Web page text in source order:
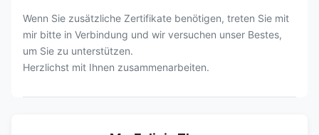
Wenn Sie zusätzliche Zertifikate benötigen, treten Sie mit
mir bitte in Verbindung und wir versuchen unser Bestes,
um Sie zu unterstützen.
Herzlichst mit Ihnen zusammenarbeiten.